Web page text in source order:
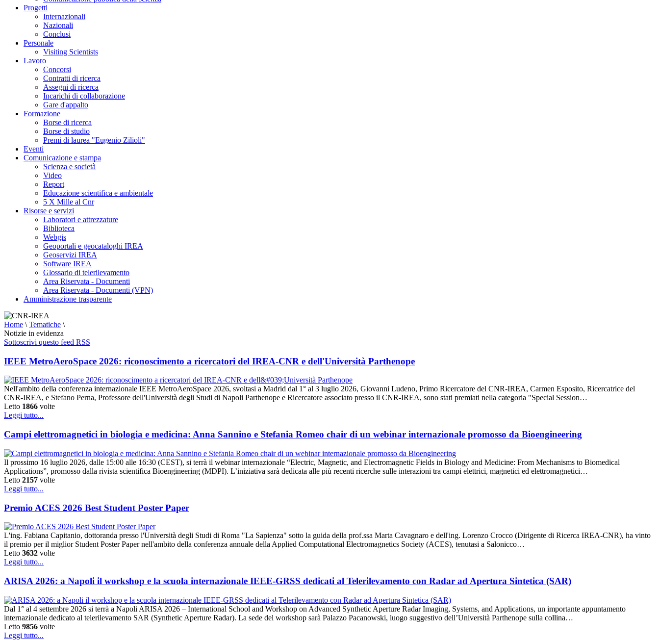
Progetti
Internazionali
Nazionali
Conclusi
Personale
Visiting Scientists
Lavoro
Concorsi
Contratti di ricerca
Assegni di ricerca
Incarichi di collaborazione
Gare d'appalto
Formazione
Borse di ricerca
Borse di studio
Premi di laurea "Eugenio Zilioli"
Eventi
Comunicazione e stampa
Scienza e società
Video
Report
Educazione scientifica e ambientale
5 X Mille al Cnr
Risorse e servizi
Laboratori e attrezzature
Biblioteca
Webgis
Geoportali e geocataloghi IREA
Geoservizi IREA
Software IREA
Glossario di telerilevamento
Area Riservata - Documenti
Area Riservata - Documenti (VPN)
Amministrazione trasparente
Home \ Tematiche \
Notizie in evidenza
Sottoscrivi questo feed RSS
IEEE MetroAeroSpace 2026: riconoscimento a ricercatori del IREA-CNR e dell'Università Parthenope
Nell'ambito della conferenza internazionale IEEE MetroAeroSpace 2026, svoltasi a Madrid dal 1° al 3 luglio 2026, Giovanni Ludeno, Primo Ricercatore del CNR-IREA, Carmen Esposito, Ricercatrice del
CNR-IREA, e Stefano Perna, Professore dell'Università degli Studi di Napoli Parthenope e Ricercatore associato presso il CNR-IREA, sono stati premiati nella categoria "Special Session…
Letto 1866 volte
Leggi tutto...
Campi elettromagnetici in biologia e medicina: Anna Sannino e Stefania Romeo chair di un webinar internazionale promosso da Bioengineering
Il prossimo 16 luglio 2026, dalle 15:00 alle 16:30 (CEST), si terrà il webinar internazionale “Electric, Magnetic, and Electromagnetic Fields in Biology and Medicine: From Mechanisms to Biomedical
Applications”, promosso dalla rivista scientifica Bioengineering (MDPI). L’iniziativa sarà dedicata alle più recenti ricerche sulle interazioni tra campi elettrici, magnetici ed elettromagnetici…
Letto 2157 volte
Leggi tutto...
Premio ACES 2026 Best Student Poster Paper
L'ing. Fabiana Capitanio, dottoranda presso l'Università degli Studi di Roma "La Sapienza" sotto la guida della prof.ssa Marta Cavagnaro e dell'ing. Lorenzo Crocco (Dirigente di Ricerca IREA-CNR), ha vinto
il premio per il miglior Student Poster Paper nell'ambito della conferenza annuale della Applied Computational Electromagnetics Society (ACES), tenutasi a Salonicco…
Letto 3632 volte
Leggi tutto...
ARISA 2026: a Napoli il workshop e la scuola internazionale IEEE-GRSS dedicati al Telerilevamento con Radar ad Apertura Sintetica (SAR)
Dal 1° al 4 settembre 2026 si terrà a Napoli ARISA 2026 – International School and Workshop on Advanced Synthetic Aperture Radar Imaging, Systems, and Applications, un importante appuntamento
internazionale dedicato al telerilevamento SAR (Synthetic Aperture Radar). La sede del workshop sarà Palazzo Pacanowski, luogo suggestivo dell’Università Parthenope sulla collina…
Letto 9856 volte
Leggi tutto...